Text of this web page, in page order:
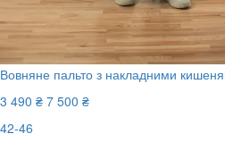
Вовняне пальто з накладними
3 490 ₴ 7 500 ₴
42-46